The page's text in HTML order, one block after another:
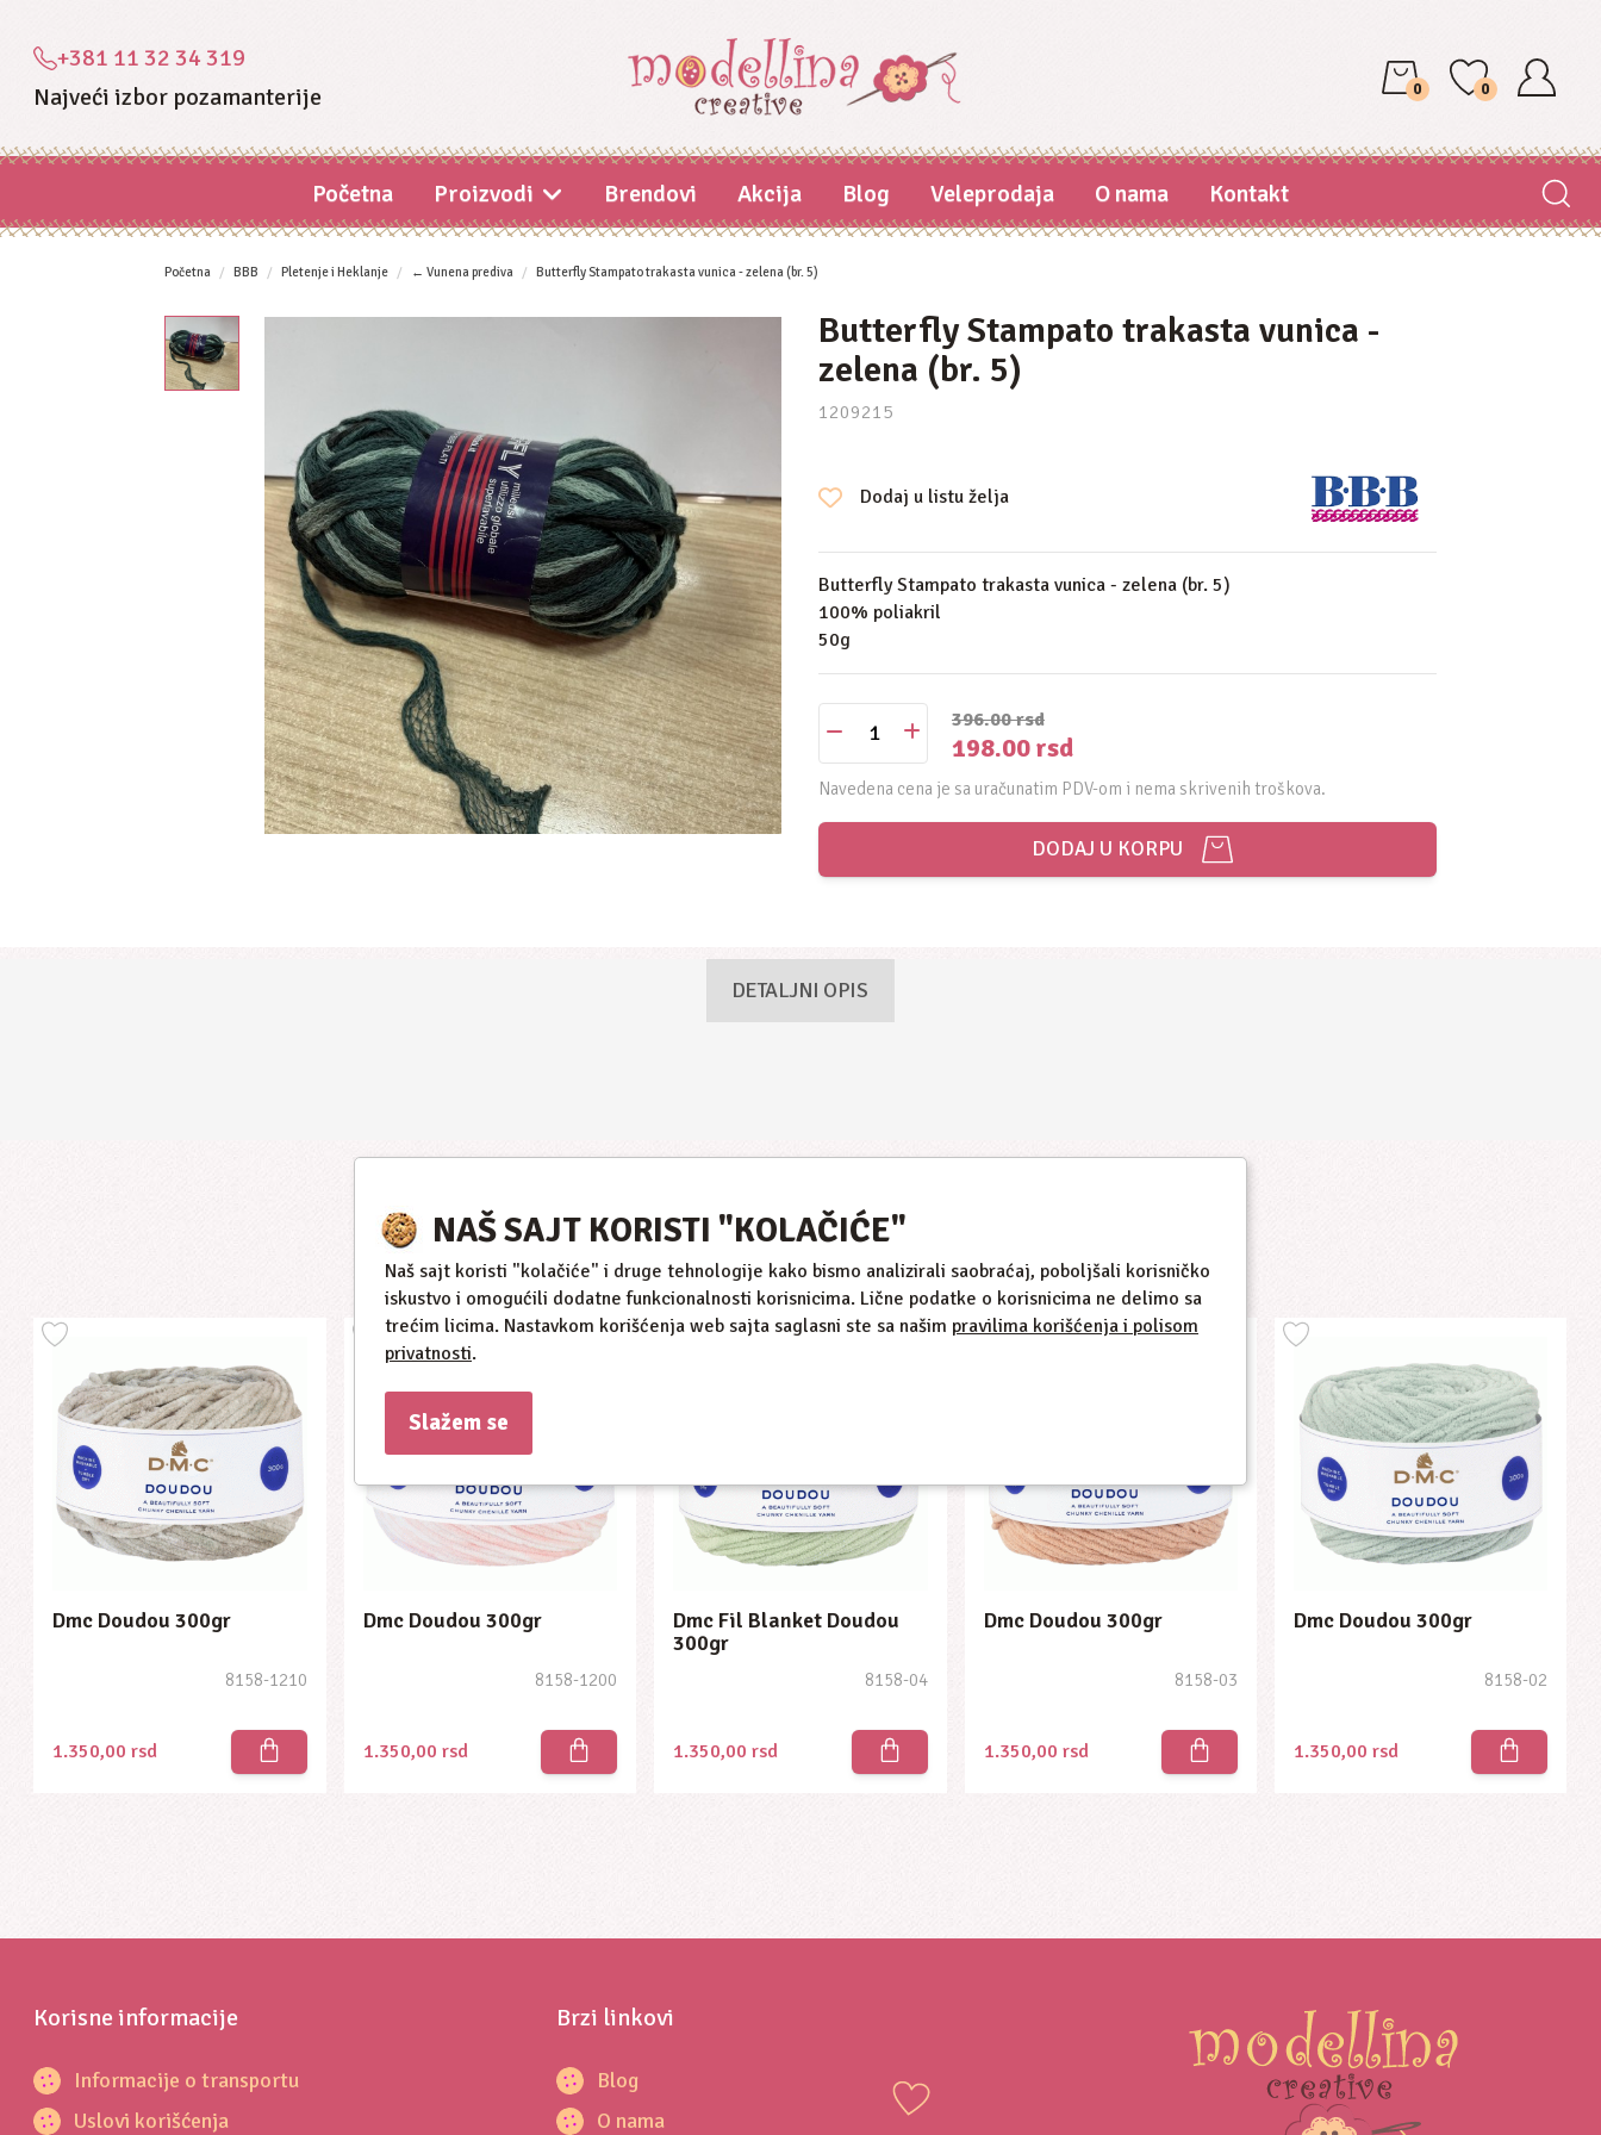
+381 11 32 34 319
Najveći izbor pozamanterije
0 0
Početna Proizvodi Brendovi Akcija Blog Veleprodaja O nama Kontakt
Početna BBB Pletenje i Heklanje ← Vunena prediva Butterfly Stampato trakasta vunica - zelena (br. 5)
Butterfly Stampato trakasta vunica -
zelena (br. 5)
1209215
Dodaj u listu želja
Butterfly Stampato trakasta vunica - zelena (br. 5)
100% poliakril
50g
396.00rsd
198.00rsd
Navedena cena je sa uračunatim PDV-om i nema skrivenih troškova.
DODAJ U KORPU
DETALJNI OPIS
Slični proizvodi
Dmc Doudou 300gr
8158-1210
1.350,00rsd
Dmc Doudou 300gr
8158-1200
1.350,00 rsd
Dmc Fil Blanket Doudou
300gr
8158-04
1.350,00rsd
Dmc Doudou 300gr
8158-03
1.350,00 rsd
Dmc Doudou 300gr
8158-02
1.350,00 rsd
Korisne informacije
Informacije o transportu
Uslovi korišćenja
Brzi linkovi
Blog
O nama
NAŠ SAJT KORISTI "KOLAČIĆE"
Naš sajt koristi "kolačiće" i druge tehnologije kako bismo analizirali saobraćaj, poboljšali korisničko
iskustvo i omogućili dodatne funkcionalnosti korisnicima. Lične podatke o korisnicima ne delimo sa
trećim licima. Nastavkom korišćenja web sajta saglasni ste sa našim pravilima korišćenja i polisom
privatnosti.
Slažem se